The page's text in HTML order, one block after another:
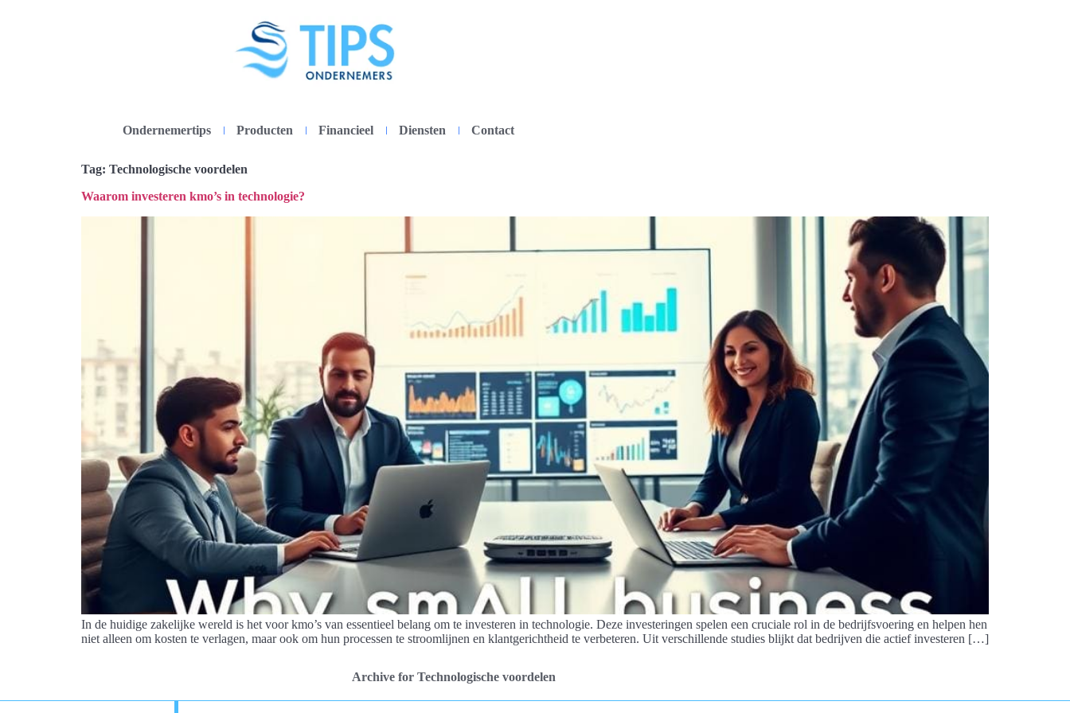
Ondernemertips Producten Financieel Diensten Contact
Tag: Technologische voordelen
Waarom investeren kmo’s in technologie?
In de huidige zakelijke wereld is het voor kmo’s van essentieel belang om te investeren in technologie. Deze investeringen spelen een cruciale rol in de bedrijfsvoering en helpen hen
niet alleen om kosten te verlagen, maar ook om hun processen te stroomlijnen en klantgerichtheid te verbeteren. Uit verschillende studies blijkt dat bedrijven die actief investeren […]
Archive for Technologische voordelen